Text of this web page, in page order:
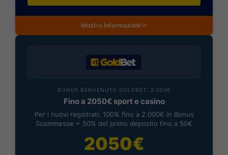
Mostra Informazioni
BONUS BENVENUTO GOLDBET: 2.050€
Fino a 2050€ sport e casino
Per i nuovi registrati: 100% fino a 2.000€ in Bonus
Scommesse + 50% del primo deposito fino a 50€
2050€